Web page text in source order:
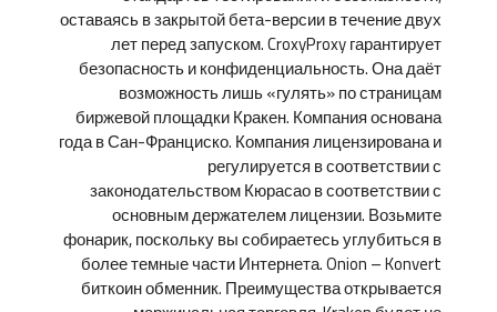
оставаясь в закрытой бета-версии в течение двух
лет перед запуском. CroxyProxy гарантирует
безопасность и конфиденциальность. Она даёт
возможность лишь «гулять» по страницам
биржевой площадки Кракен. Компания основана
года в Сан-Франциско. Компания лицензирована и
регулируется в соответствии с
законодательством Кюрасао в соответствии с
основным держателем лицензии. Возьмите
фонарик, поскольку вы собираетесь углубиться в
более темные части Интернета. Onion – Konvert
биткоин обменник. Преимущества открывается